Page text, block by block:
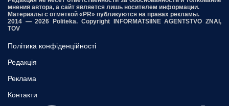
мнения автора, а сайт является лишь носителем информации.
Материалы с отметкой «PR» публикуются на правах рекламы.
2014 — 2026 Politeka. Copyright INFORMATSIINE AGENTSTVO ZNAI,
TOV
Політика конфіденційності
Редакція
Реклама
Контакти